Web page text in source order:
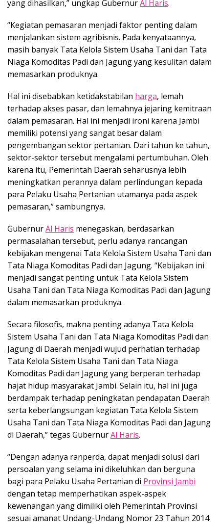
yang dihasilkan,” ungkap GubernurAl Haris.
“Kegiatan pemasaran menjadi faktor penting dalam
menjalankan sistem agribisnis. Pada kenyataannya,
masih banyak Tata Kelola Sistem Usaha Tani dan Tata
Niaga Komoditas Padi dan Jagung yang kesulitan dalam
memasarkan produknya.
Hal ini disebabkan ketidakstabilan harga, lemah
terhadap akses pasar, dan lemahnya jejaring kemitraan
dalam pemasaran. Hal ini menjadi ironi karena Jambi
memiliki potensi yang sangat besar dalam
pengembangan sektor pertanian. Dari tahun ke tahun,
sektor-sektor tersebut mengalami pertumbuhan. Oleh
karena itu, Pemerintah Daerah seharusnya lebih
meningkatkan perannya dalam perlindungan kepada
para Pelaku Usaha Pertanian utamanya pada aspek
pemasaran,” sambungnya.
GubernurAl Haris menegaskan, berdasarkan
permasalahan tersebut, perlu adanya rancangan
kebijakan mengenai Tata Kelola Sistem Usaha Tani dan
Tata Niaga Komoditas Padi dan Jagung. “Kebijakan ini
menjadi sangat penting untuk Tata Kelola Sistem
Usaha Tani dan Tata Niaga Komoditas Padi dan Jagung
dalam memasarkan produknya.
Secara filosofis, makna penting adanya Tata Kelola
Sistem Usaha Tani dan Tata Niaga Komoditas Padi dan
Jagung di Daerah menjadi wujud perhatian terhadap
Tata Kelola Sistem Usaha Tani dan Tata Niaga
Komoditas Padi dan Jagung yang berperan terhadap
hajat hidup masyarakat Jambi. Selain itu, hal ini juga
berdampak terhadap peningkatan pendapatan Daerah
serta keberlangsungan kegiatan Tata Kelola Sistem
Usaha Tani dan Tata Niaga Komoditas Padi dan Jagung
di Daerah,” tegas GubernurAl Haris.
“Dengan adanya ranperda, dapat menjadi solusi dari
persoalan yang selama ini dikeluhkan dan berguna
bagi para Pelaku Usaha Pertanian di Provinsi Jambi
dengan tetap memperhatikan aspek-aspek
kewenangan yang dimiliki oleh Pemerintah Provinsi
sesuai amanat Undang-Undang Nomor 23 Tahun 2014